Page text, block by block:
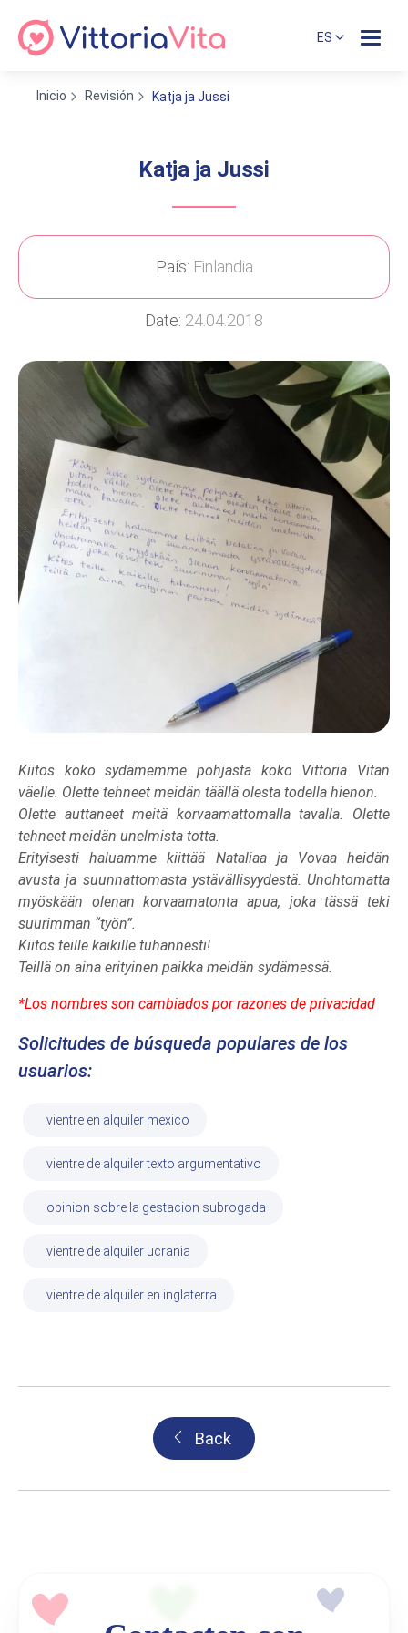
ES
Inicio Revisión Katja ja Jussi
Katja ja Jussi
País: Finlandia
Date: 24.04.2018
Kiitos koko sydämemme pohjasta koko Vittoria Vitan
väelle. Olette tehneet meidän täällä olesta todella hienon.
Olette auttaneet meitä korvaamattomalla tavalla. Olette
tehneet meidän unelmista totta.
Erityisesti haluamme kiittää Nataliaa ja Vovaa heidän
avusta ja suunnattomasta ystävällisyydestä. Unohtomatta
myöskään olenan korvaamatonta apua, joka tässä teki
suurimman “työn”.
Kiitos teille kaikille tuhannesti!
Teillä on aina erityinen paikka meidän sydämessä.
*Los nombres son cambiados por razones de privacidad
Solicitudes de búsqueda populares de los
usuarios:
vientre en alquiler mexico
vientre de alquiler texto argumentativo
opinion sobre la gestacion subrogada
vientre de alquiler ucrania
vientre de alquiler en inglaterra
Back